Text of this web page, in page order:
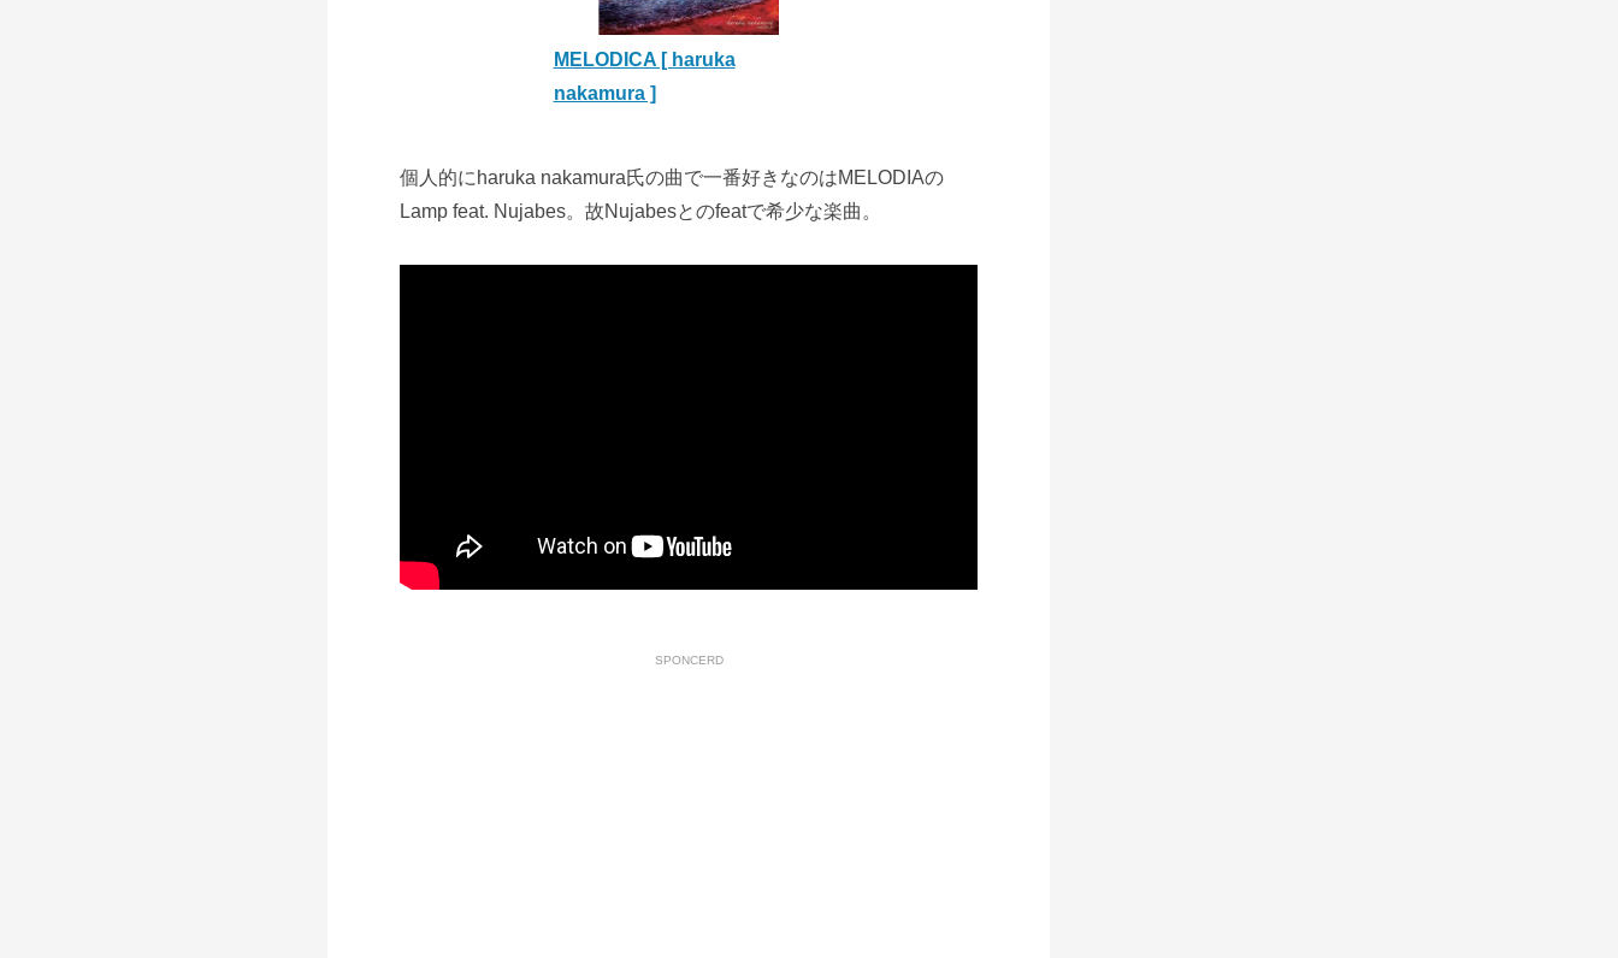
MELODICA [ haruka
nakamura ]
個人的にharuka nakamura氏の曲で一番好きなのはMELODIAの
Lamp feat. Nujabes。故Nujabesとのfeatで希少な楽曲。
SPONCERD